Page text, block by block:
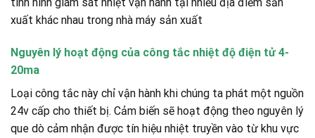
xuất khác nhau trong nhà máy sản xuất
Nguyên lý hoạt động của công tắc nhiệt độ điện tử 4-
20ma
Loại công tắc này chỉ vận hành khi chúng ta phát một nguồn
24v cấp cho thiết bị. Cảm biến sẽ hoạt động theo nguyên lý
que dò cảm nhận được tín hiệu nhiệt truyền vào từ khu vực